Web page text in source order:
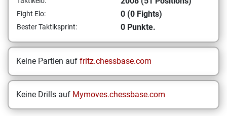
Fight Elo: 0 (0 Fights)
Bester Taktiksprint: 0 Punkte.
Keine Partien auf fritz.chessbase.com
Keine Drills auf Mymoves.chessbase.com